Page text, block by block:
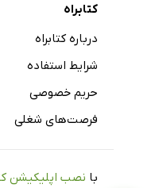
کتابراه
درباره کتابراه
شرایط استفاده
حریم خصوصی
فرصت‌های شغلی
با نصب اپلیکیشن